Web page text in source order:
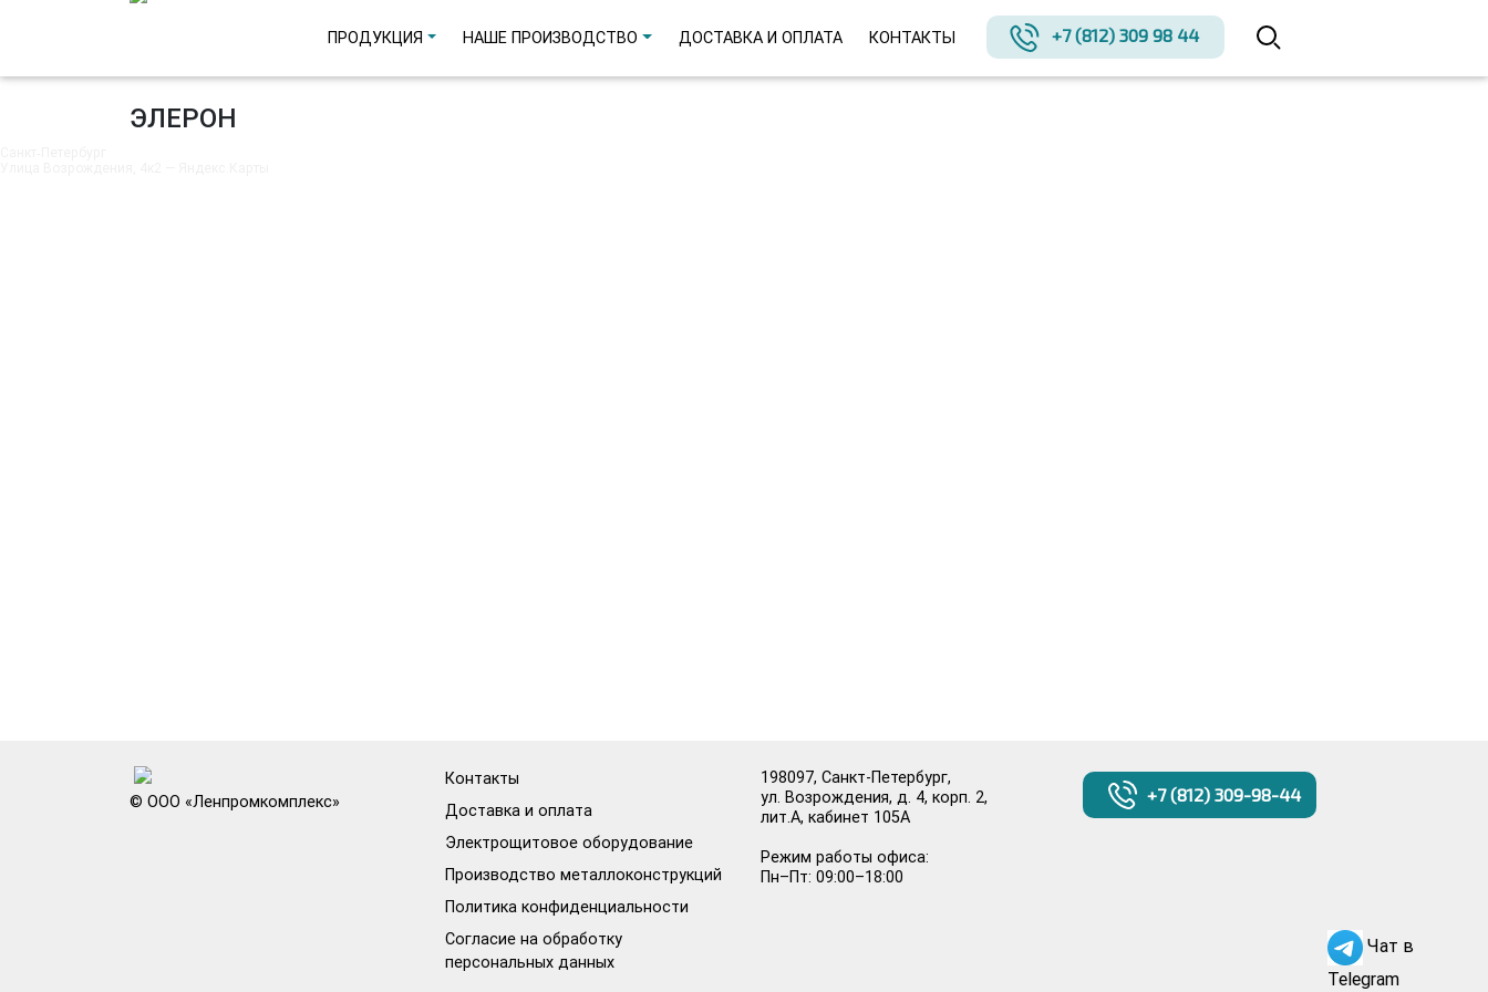
ПРОДУКЦИЯ НАШЕ ПРОИЗВОДСТВО ДОСТАВКА И ОПЛАТА КОНТАКТЫ +7 (812) 309 98 44
ЭЛЕРОН
© ООО «Ленпромкомплекс»
Контакты
Доставка и оплата
Электрощитовое оборудование
Производство металлоконструкций
Политика конфиденциальности
Согласие на обработку
персональных данных
198097, Санкт-Петербург,
ул. Возрождения, д. 4, корп. 2,
лит.А, кабинет 105А
Режим работы офиса:
Пн–Пт: 09:00–18:00
+7 (812) 309-98-44
Чат в
Telegram